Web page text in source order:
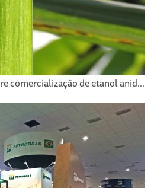
comercialização de etanol anid...